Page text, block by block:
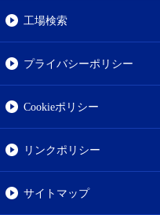
工場検索
プライバシーポリシー
Cookieポリシー
リンクポリシー
サイトマップ